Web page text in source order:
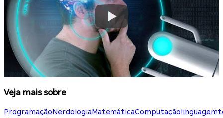
Veja mais sobre
ProgramaçãoNerdologiaMatemáticaComputação linguagem